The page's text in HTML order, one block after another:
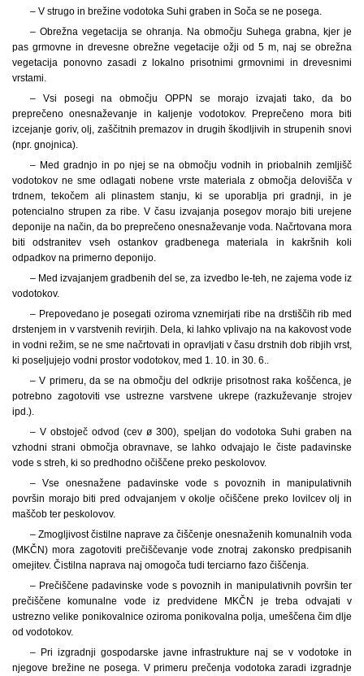
– V strugo in brežine vodotoka Suhi graben in Soča se ne posega.
– Obrežna vegetacija se ohranja. Na območju Suhega grabna, kjer je
pas grmovne in drevesne obrežne vegetacije ožji od 5 m, naj se obrežna
vegetacija ponovno zasadi z lokalno prisotnimi grmovnimi in drevesnimi
vrstami.
– Vsi posegi na območju OPPN se morajo izvajati tako, da bo
preprečeno onesnaževanje in kaljenje vodotokov. Preprečeno mora biti
izcejanje goriv, olj, zaščitnih premazov in drugih škodljivih in strupenih snovi
(npr. gnojnica).
– Med gradnjo in po njej se na območju vodnih in priobalnih zemljišč
vodotokov ne sme odlagati nobene vrste materiala z območja delovišča v
trdnem, tekočem ali plinastem stanju, ki se uporablja pri gradnji, in je
potencialno strupen za ribe. V času izvajanja posegov morajo biti urejene
deponije na način, da bo preprečeno onesnaževanje voda. Načrtovana mora
biti odstranitev vseh ostankov gradbenega materiala in kakršnih koli
odpadkov na primerno deponijo.
– Med izvajanjem gradbenih del se, za izvedbo le-teh, ne zajema vode iz
vodotokov.
– Prepovedano je posegati oziroma vznemirjati ribe na drstiščih rib med
drstenjem in v varstvenih revirjih. Dela, ki lahko vplivajo na na kakovost vode
in vodni režim, se ne sme načrtovati in opravljati v času drstnih dob ribjih vrst,
ki poseljujejo vodni prostor vodotokov, med 1. 10. in 30. 6..
– V primeru, da se na območju del odkrije prisotnost raka koščenca, je
potrebno zagotoviti vse ustrezne varstvene ukrepe (razkuževanje strojev
ipd.).
– V obstoječ odvod (cev ø 300), speljan do vodotoka Suhi graben na
vzhodni strani območja obravnave, se lahko odvajajo le čiste padavinske
vode s streh, ki so predhodno očiščene preko peskolovov.
– Vse onesnažene padavinske vode s povoznih in manipulativnih
površin morajo biti pred odvajanjem v okolje očiščene preko lovilcev olj in
maščob ter peskolovov.
– Zmogljivost čistilne naprave za čiščenje onesnaženih komunalnih voda
(MKČN) mora zagotoviti prečiščevanje vode znotraj zakonsko predpisanih
omejitev. Čistilna naprava naj omogoča tudi terciarno fazo čiščenja.
– Prečiščene padavinske vode s povoznih in manipulativnih površin ter
prečiščene komunalne vode iz predvidene MKČN je treba odvajati v
ustrezno velike ponikovalnice oziroma ponikovalna polja, umeščena čim dlje
od vodotokov.
– Pri izgradnji gospodarske javne infrastrukture naj se v vodotoke in
njegove brežine ne posega. V primeru prečenja vodotoka zaradi izgradnje